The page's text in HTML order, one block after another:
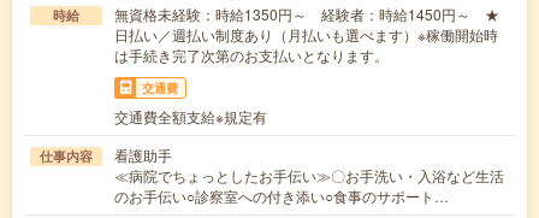
時給
無資格未経験：時給1350円～ 経験者：時給1450円～ ★
日払い／週払い制度あり（月払いも選べます）※稼働開始時
は手続き完了次第のお支払いとなります。
交通費
交通費全額支給※規定有
仕事内容
看護助手
≪病院でちょっとしたお手伝い≫〇お手洗い・入浴など生活
のお手伝い○診察室への付き添い○食事のサポート…